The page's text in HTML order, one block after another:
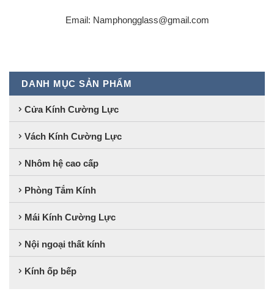
DANH MỤC SẢN PHẨM
Cửa Kính Cường Lực
Vách Kính Cường Lực
Nhôm hệ cao cấp
Phòng Tắm Kính
Mái Kính Cường Lực
Nội ngoại thất kính
Kính ốp bếp
Email: Namphongglass@gmail.com